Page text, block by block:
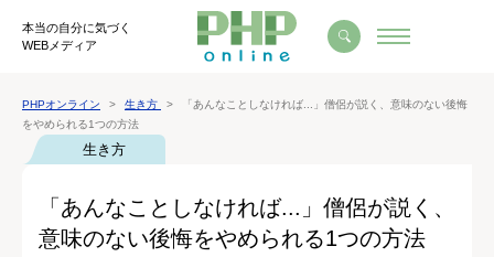
本当の自分に気づく
WEBメディア
PHPオンライン 生き方
「あんなことしなければ...」僧侶が説く、意味のない後悔
をやめられる1つの方法
生き方
「あんなことしなければ...」僧侶が説く、
意味のない後悔をやめられる1つの方法